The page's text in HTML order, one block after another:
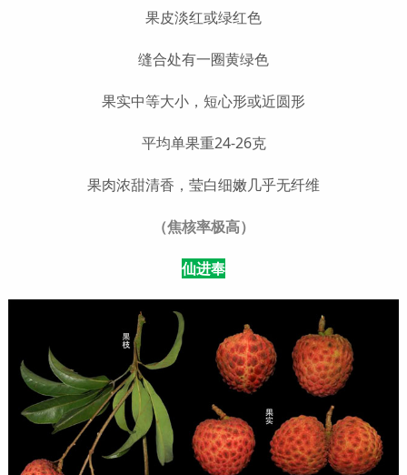
果皮淡红或绿红色
缝合处有一圈黄绿色
果实中等大小，短心形或近圆形
平均单果重24-26克
果肉浓甜清香，莹白细嫩几乎无纤维
（焦核率极高）
仙进奉